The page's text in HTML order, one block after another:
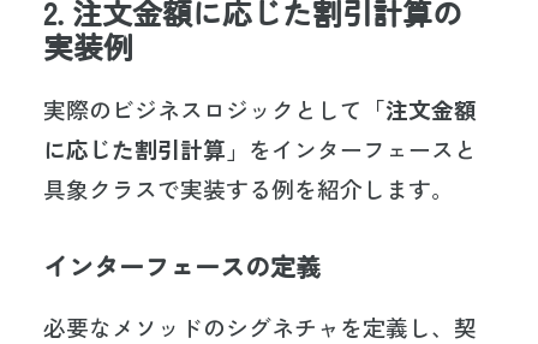
2. 注文金額に応じた割引計算の
実装例
実際のビジネスロジックとして 「注文金額
に応じた割引計算」 をインターフェースと
具象クラスで実装する例を紹介します。
インターフェースの定義
必要なメソッドのシグネチャを定義し、契